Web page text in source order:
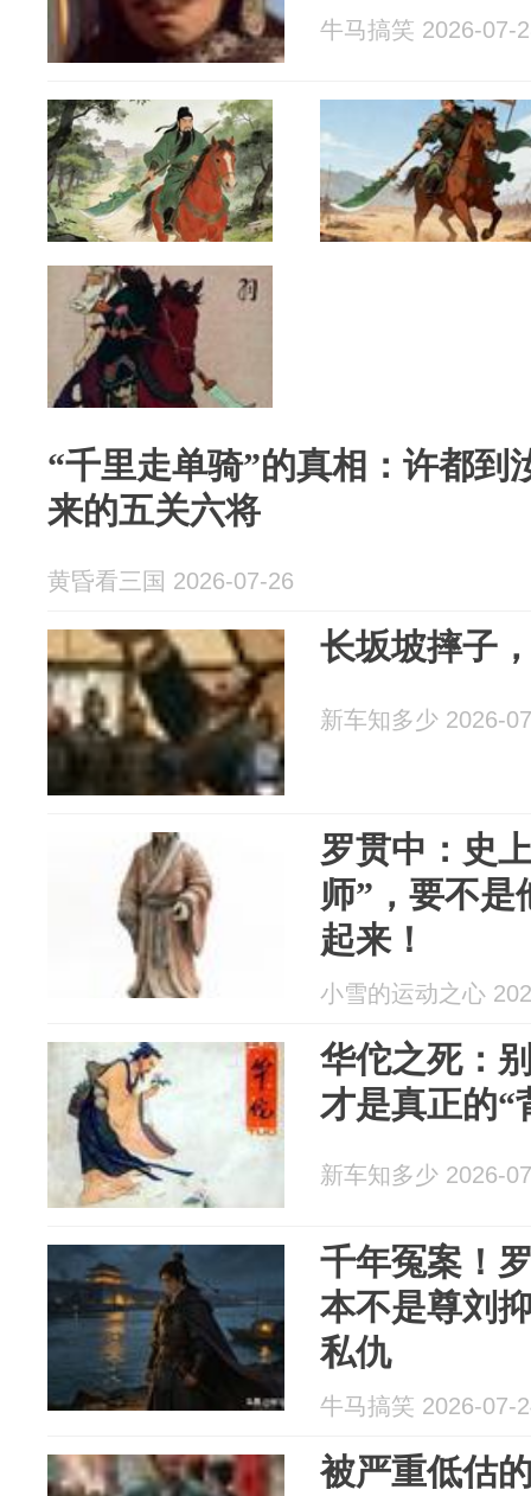
牛马搞笑 2026-07-
“千里走单骑”的真相：许都到
来的五关六将
黄昏看三国 2026-07-26
长坂坡摔子
新车知多少 2026-
罗贯中：史
师”，要不是
起来！
小雪的运动之心
华佗之死：
才是真正的“
新车知多少 2026-
千年冤案！
本不是尊刘
私仇
牛马搞笑 2026-07-
被严重低估